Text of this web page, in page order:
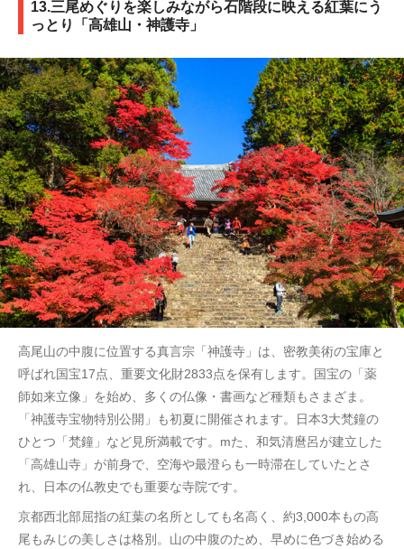
13.三尾めぐりを楽しみながら石階段に映える紅葉にう
っとり「高雄山・神護寺」
高尾山の中腹に位置する真言宗「神護寺」は、密教美術の宝庫と
呼ばれ国宝17点、重要文化財2833点を保有します。国宝の「薬
師如来立像」を始め、多くの仏像・書画など種類もさまざま。
「神護寺宝物特別公開」も初夏に開催されます。日本3大梵鐘の
ひとつ「梵鐘」など見所満載です。mた、和気清麿呂が建立した
「高雄山寺」が前身で、空海や最澄らも一時滞在していたとさ
れ、日本の仏教史でも重要な寺院です。
京都西北部屈指の紅葉の名所としても名高く、約3,000本もの高
尾もみじの美しさは格別。山の中腹のため、早めに色づき始める